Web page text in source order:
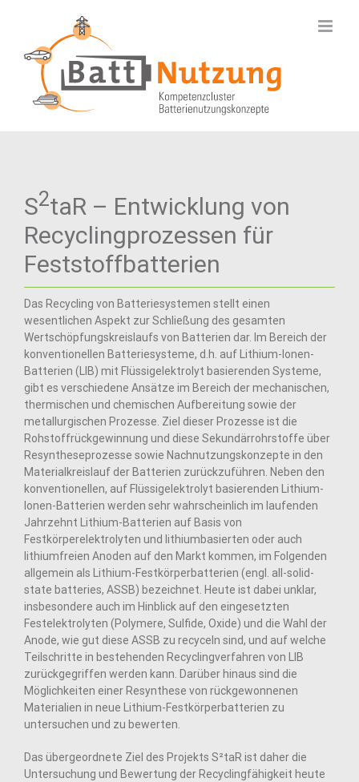
S2taR – Entwicklung von
Recyclingprozessen für
Feststoffbatterien
Das Recycling von Batteriesystemen stellt einen
wesentlichen Aspekt zur Schließung des gesamten
Wertschöpfungskreislaufs von Batterien dar. Im Bereich der
konventionellen Batteriesysteme, d.h. auf Lithium-Ionen-
Batterien (LIB) mit Flüssigelektrolyt basierenden Systeme,
gibt es verschiedene Ansätze im Bereich der mechanischen,
thermischen und chemischen Aufbereitung sowie der
metallurgischen Prozesse. Ziel dieser Prozesse ist die
Rohstoffrückgewinnung und diese Sekundärrohrstoffe über
Resyntheseprozesse sowie Nachnutzungskonzepte in den
Materialkreislauf der Batterien zurückzuführen. Neben den
konventionellen, auf Flüssigelektrolyt basierenden Lithium-
Ionen-Batterien werden sehr wahrscheinlich im laufenden
Jahrzehnt Lithium-Batterien auf Basis von
Festkörperelektrolyten und lithiumbasierten oder auch
lithiumfreien Anoden auf den Markt kommen, im Folgenden
allgemein als Lithium-Festkörperbatterien (engl. all-solid-
state batteries, ASSB) bezeichnet. Heute ist dabei unklar,
insbesondere auch im Hinblick auf den eingesetzten
Festelektrolyten (Polymere, Sulfide, Oxide) und die Wahl der
Anode, wie gut diese ASSB zu recyceln sind, und auf welche
Teilschritte in bestehenden Recyclingverfahren von LIB
zurückgegriffen werden kann. Darüber hinaus sind die
Möglichkeiten einer Resynthese von rückgewonnenen
Materialien in neue Lithium-Festkörperbatterien zu
untersuchen und zu bewerten.
Das übergeordnete Ziel des Projekts S²taR ist daher die
Untersuchung und Bewertung der Recyclingfähigkeit heute